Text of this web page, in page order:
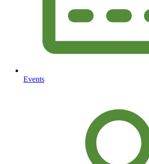
Events